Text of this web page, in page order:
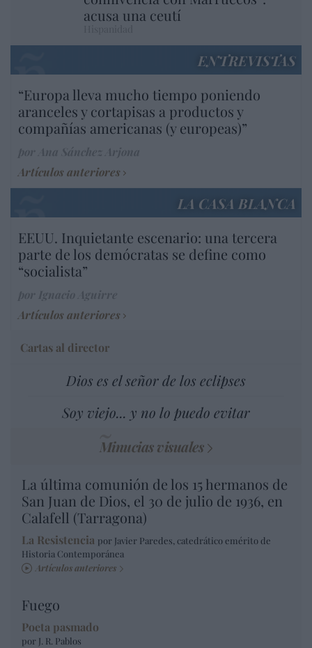
acusa una ceutí
ENTREVISTAS
“Europa lleva mucho tiempo poniendo
aranceles y cortapisas a productos y
compañías americanas (y europeas)”
Artículos anteriores
LA CASA BLANCA
EEUU. Inquietante escenario: una tercera
parte de los demócratas se define como
“socialista”
Artículos anteriores
Cartas al director
Dios es el señor de los eclipses
Soy viejo... y no lo puedo evitar
Minucias visuales
La última comunión de los 15 hermanos de
San Juan de Dios, el 30 de julio de 1936, en
Calafell (Tarragona)
La Resistencia por Javier Paredes, catedrático emérito de
Historia Contemporánea
Artículos anteriores
Fuego
Poeta pasmado
por J. R. Pablos